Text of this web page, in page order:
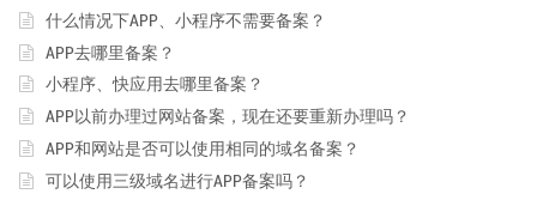
什么情况下APP、小程序不需要备案？
APP去哪里备案？
小程序、快应用去哪里备案？
APP以前办理过网站备案，现在还要重新办理吗？
APP和网站是否可以使用相同的域名备案？
可以使用三级域名进行APP备案吗？